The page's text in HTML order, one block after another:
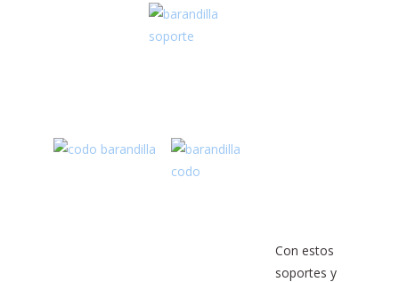
Con estos
soportes y